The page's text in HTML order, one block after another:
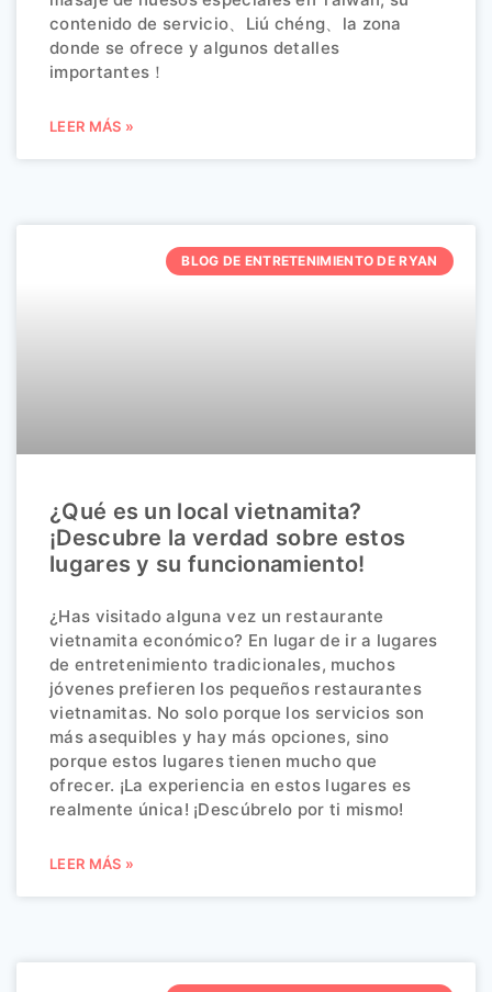
contenido de servicio、Liú chéng、la zona
donde se ofrece y algunos detalles
importantes！
LEER MÁS »
BLOG DE ENTRETENIMIENTO DE RYAN
¿Qué es un local vietnamita?
¡Descubre la verdad sobre estos
lugares y su funcionamiento!
¿Has visitado alguna vez un restaurante
vietnamita económico? En lugar de ir a lugares
de entretenimiento tradicionales, muchos
jóvenes prefieren los pequeños restaurantes
vietnamitas. No solo porque los servicios son
más asequibles y hay más opciones, sino
porque estos lugares tienen mucho que
ofrecer. ¡La experiencia en estos lugares es
realmente única! ¡Descúbrelo por ti mismo!
LEER MÁS »